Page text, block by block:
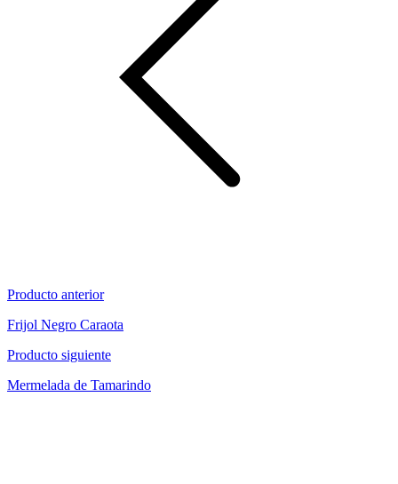
Producto anterior
Frijol Negro Caraota
Producto siguiente
Mermelada de Tamarindo